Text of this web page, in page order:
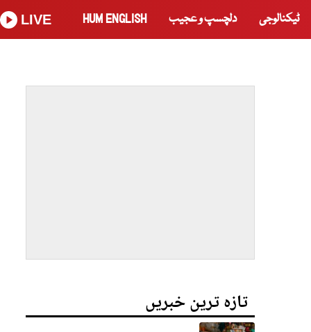
ٹیکنالوجی دلچسپ و عجیب HUM ENGLISH
LIVE
تازہ ترین خبریں